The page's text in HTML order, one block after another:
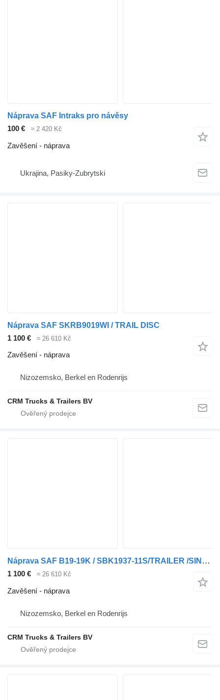
Náprava SAF Intraks pro návěsy
100 €
≈ 2 420 Kč
Zavěšení - náprava
Ukrajina, Pasiky-Zubrytski
Náprava SAF SKRB9019WI / TRAIL DISC
1 100 €
≈ 26 610 Kč
Zavěšení - náprava
Nizozemsko, Berkel en Rodenrijs
CRM Trucks & Trailers BV
Náprava SAF B19-19K / SBK1937-11S/TRAILER /SINGLE TIRES/ DISC
1 100 € ≈ 26 610 Kč
Zavěšení - náprava
Nizozemsko, Berkel en Rodenrijs
CRM Trucks & Trailers BV